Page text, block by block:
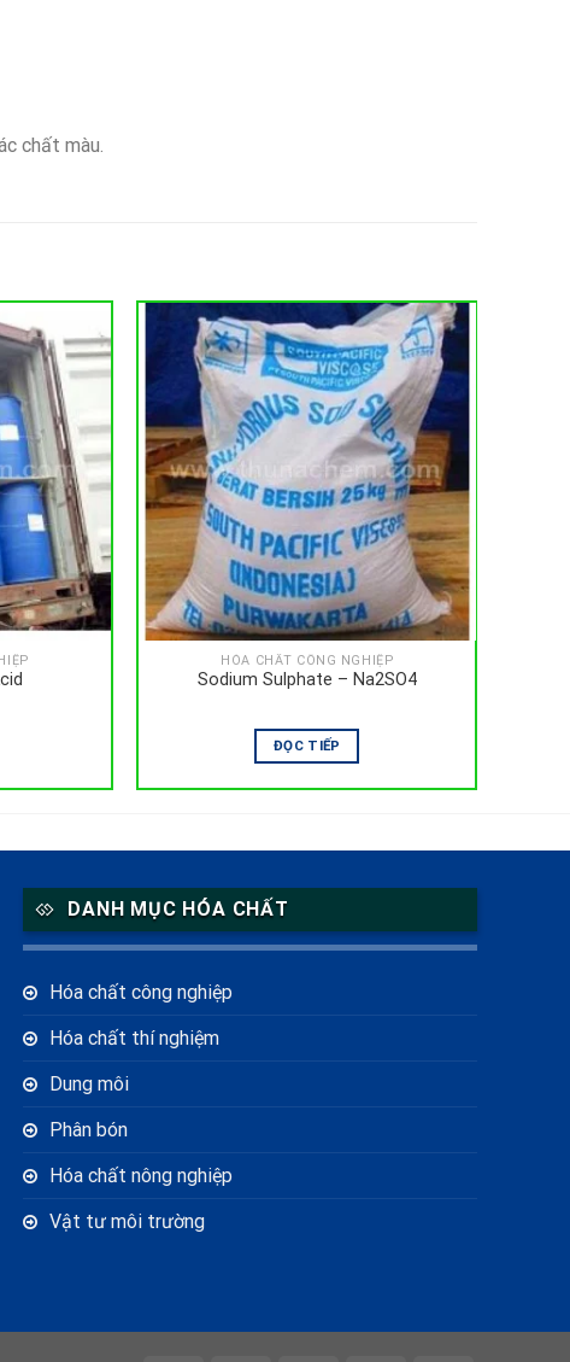
chất màu.
HÓA CHẤT CÔNG NGHIỆP
Sodium Sulphate – Na2SO4
ĐỌC TIẾP
DANH MỤC HÓA CHẤT
Hóa chất công nghiệp
Hóa chất thí nghiệm
Dung môi
Phân bón
Hóa chất nông nghiệp
Vật tư môi trường